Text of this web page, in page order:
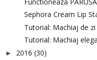
Sephora Cream Lip
Tutorial: Machiaj de
Tutorial: Machiaj
► 2016 (30)